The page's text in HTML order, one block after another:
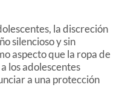
la discreción
silencioso y sin
aspecto que la ropa de
los adolescentes
a una protección